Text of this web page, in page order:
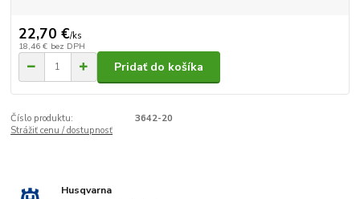
22,70 €/ks
18,46 € bez DPH
Pridať do košíka
Číslo produktu:
3642-20
Strážiť cenu / dostupnosť
Husqvarna